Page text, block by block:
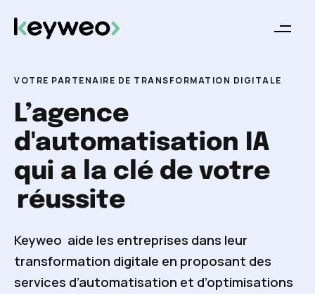
VOTRE PARTENAIRE DE TRANSFORMATION DIGITALE
L’agence
d'automatisation IA
qui a la clé de votre
réussite
Keyweo aide les entreprises dans leur
transformation digitale en proposant des
services d’automatisation et d’optimisations